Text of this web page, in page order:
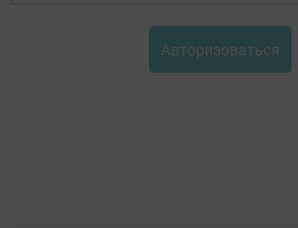
Авторизоваться